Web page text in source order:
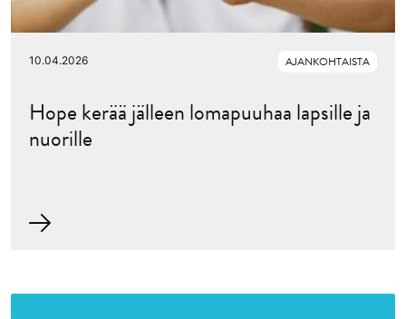
10.04.2026 AJANKOHTAISTA
Hope kerää jälleen lomapuuhaa lapsille ja
nuorille